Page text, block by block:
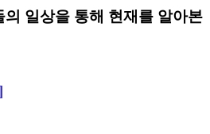
일상을 통해 현재를 알아본